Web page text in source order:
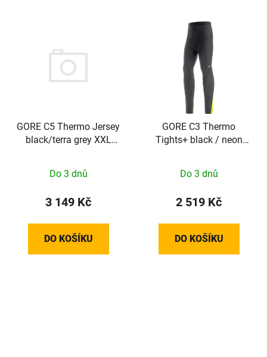
GORE C5 Thermo Jersey
black/terra grey XXL
Do 3 dnů
3 149 Kč
DO KOŠÍKU
GORE C3 Thermo
Tights+ black / neon
Do 3 dnů
2 519 Kč
DO KOŠÍKU